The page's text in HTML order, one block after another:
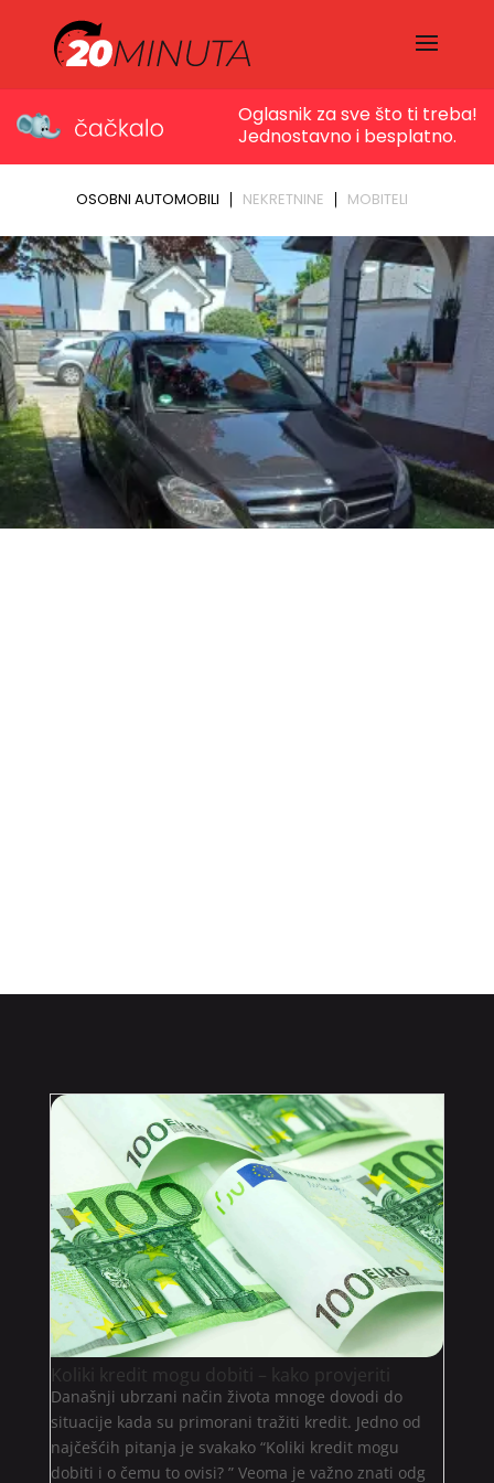
Koliki kredit mogu dobiti – kako provjeriti
Današnji ubrzani način života mnoge dovodi do
situacije kada su primorani tražiti kredit. Jedno od
najčešćih pitanja je svakako “Koliki kredit mogu
dobiti i o čemu to ovisi? ” Veoma je važno znati odg